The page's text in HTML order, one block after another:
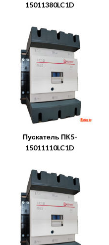
15011380LC1D
Пускатель ПК5-
15011110LC1D